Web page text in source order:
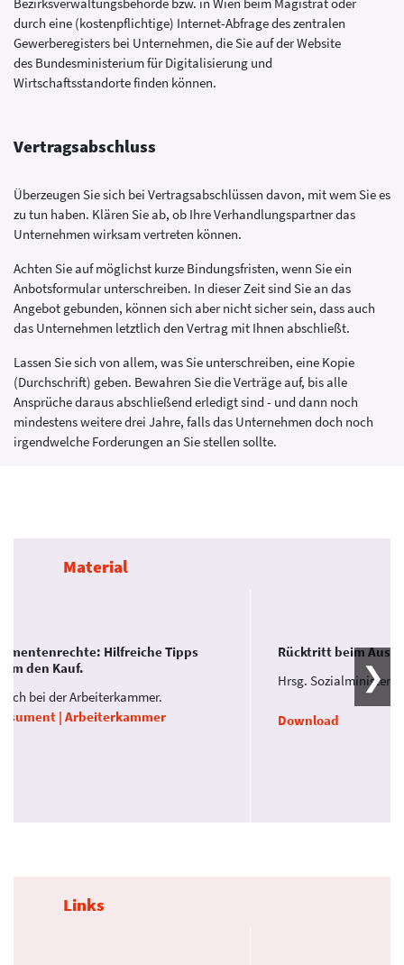
Bezirksverwaltungsbehörde bzw. in Wien beim Magistrat oder
durch eine (kostenpflichtige) Internet-Abfrage des zentralen
Gewerberegisters bei Unternehmen, die Sie auf der Website
des Bundesministerium für Digitalisierung und
Wirtschaftsstandorte finden können.
Vertragsabschluss
Überzeugen Sie sich bei Vertragsabschlüssen davon, mit wem Sie es
zu tun haben. Klären Sie ab, ob Ihre Verhandlungspartner das
Unternehmen wirksam vertreten können.
Achten Sie auf möglichst kurze Bindungsfristen, wenn Sie ein
Anbotsformular unterschreiben. In dieser Zeit sind Sie an das
Angebot gebunden, können sich aber nicht sicher sein, dass auch
das Unternehmen letztlich den Vertrag mit Ihnen abschließt.
Lassen Sie sich von allem, was Sie unterschreiben, eine Kopie
(Durchschrift) geben. Bewahren Sie die Verträge auf, bis alle
Ansprüche daraus abschließend erledigt sind - und dann noch
mindestens weitere drei Jahre, falls das Unternehmen doch noch
irgendwelche Forderungen an Sie stellen sollte.
Material
Hilfreiche Tipps
den Kauf.
bei der Arbeiterkammer.
| Arbeiterkammer
Rücktritt beim
Hrsg.
Download
Links